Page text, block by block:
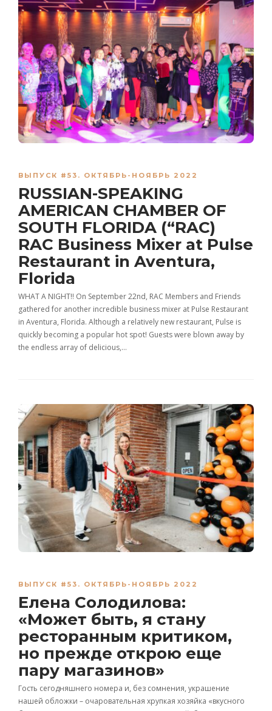
ВЫПУСК #53. ОКТЯБРЬ-НОЯБРЬ 2022
RUSSIAN-SPEAKING
AMERICAN CHAMBER OF
SOUTH FLORIDA (“RAC)
RAC Business Mixer at Pulse
Restaurant in Aventura,
Florida
WHAT A NIGHT!! On September 22nd, RAC Members and Friends
gathered for another incredible business mixer at Pulse Restaurant
in Aventura, Florida. Although a relatively new restaurant, Pulse is
quickly becoming a popular hot spot! Guests were blown away by
the endless array of delicious,…
ВЫПУСК #53. ОКТЯБРЬ-НОЯБРЬ 2022
Елена Солодилова:
«Может быть, я стану
ресторанным критиком,
но прежде открою еще
пару магазинов»
Гость сегодняшнего номера и, без сомнения, украшение
нашей обложки – очаровательная хрупкая хозяйка «вкусного